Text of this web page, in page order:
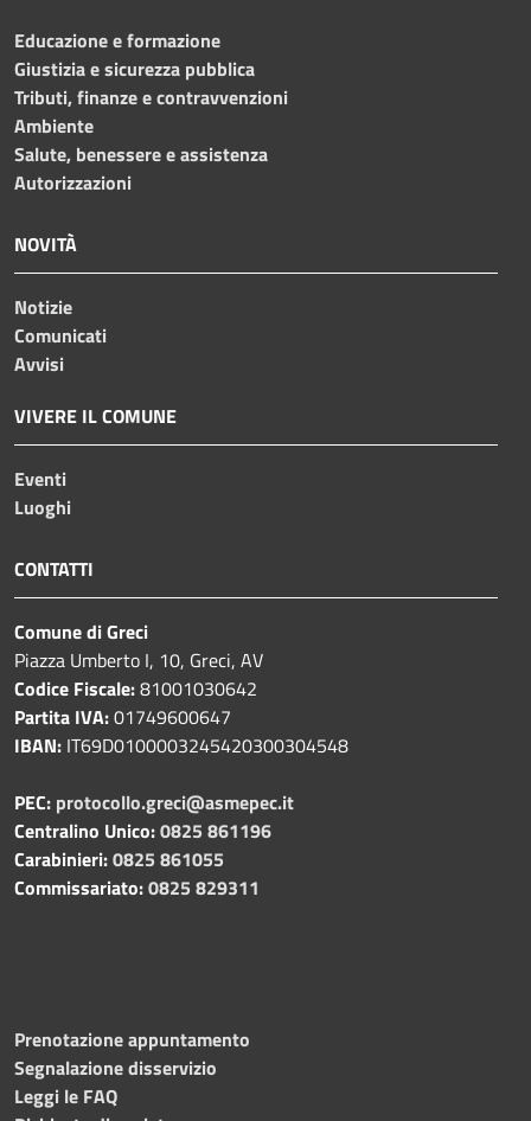
Educazione e formazione
Giustizia e sicurezza pubblica
Tributi, finanze e contravvenzioni
Ambiente
Salute, benessere e assistenza
Autorizzazioni
NOVITÀ
Notizie
Comunicati
Avvisi
VIVERE IL COMUNE
Eventi
Luoghi
CONTATTI
Comune di Greci
Piazza Umberto I, 10, Greci, AV
Codice Fiscale:81001030642
Partita IVA:01749600647
IBAN: IT69D0100003245420300304548
PEC: protocollo.greci@asmepec.it
Centralino Unico:0825 861196
Carabinieri:0825 861055
Commissariato:0825 829311
Prenotazione appuntamento
Segnalazione disservizio
Leggi le FAQ